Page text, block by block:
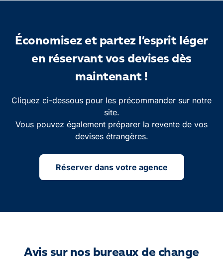
Économisez et partez l’esprit léger
en réservant vos devises dès
maintenant !
Cliquez ci-dessous pour les précommander sur notre
site.
Vous pouvez également préparer la revente de vos
devises étrangères.
Réserver dans votre agence
Avis sur nos bureaux de change